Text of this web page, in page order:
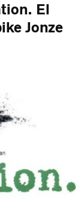
El
Jonze